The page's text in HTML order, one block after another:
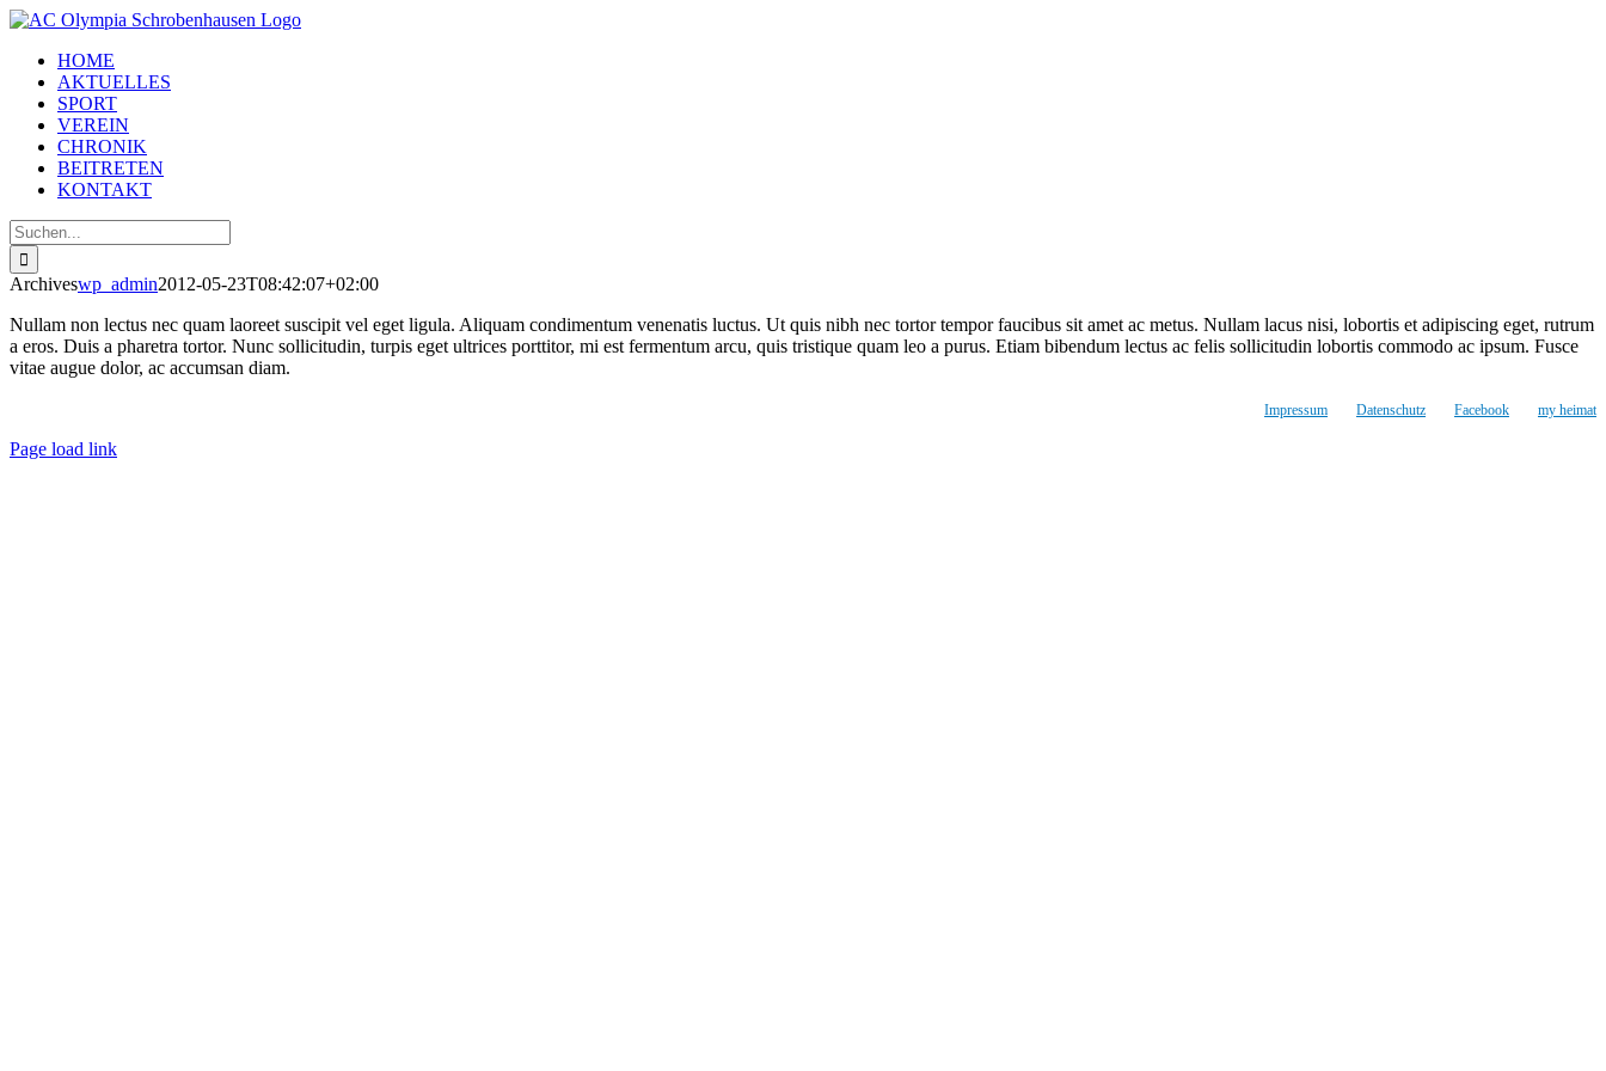
Zum
springenHOME
AKTUELLES
SPORT
VEREIN
CHRONIK
BEITRETEN
KONTAKT
Suche
nach:
Archiveswp_admin2012-05-23T08:42:07+02:00
Nullam non lectus nec quam laoreet suscipit vel eget ligula. Aliquam condimentum venenatis luctus. Ut quis nibh nec tortor tempor faucibus sit amet ac metus. Nullam lacus nisi, lobortis et adipiscing eget, rutrum
a eros. Duis a pharetra tortor. Nunc sollicitudin, turpis eget ultrices porttitor, mi est fermentum arcu, quis tristique quam leo a purus. Etiam bibendum lectus ac felis sollicitudin lobortis commodo ac ipsum. Fusce
vitae augue dolor, ac accumsan diam.
Impressum Datenschutz Facebook my heimat
Page load link